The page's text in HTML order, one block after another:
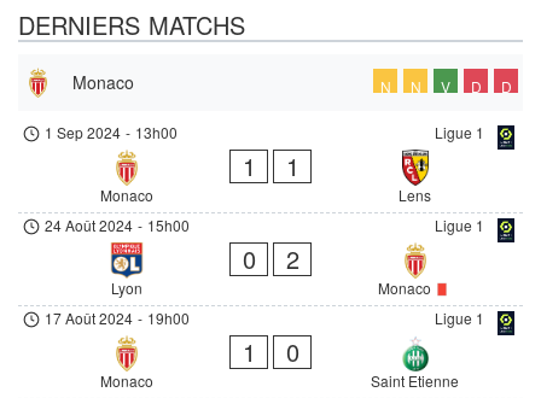
DERNIERS MATCHS
Monaco N N V D D
Ligue 1
1 Sep 2024 - 13h00
Monaco
1 1
Lens
Ligue 1
24 Août 2024 - 15h00
Lyon
0 2
Monaco
Ligue 1
17 Août 2024 - 19h00
Monaco
1 0
Saint Etienne